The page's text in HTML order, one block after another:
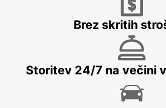
ANR ROBINSON
AIRPORT
CROWN POINT - TRINIDAD AND
Brez skritih
Storitev 24/7 na večini